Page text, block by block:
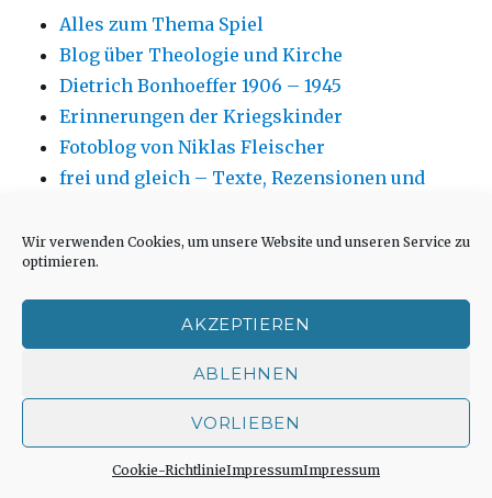
Wir verwenden Cookies, um unsere Website und unseren Service zu
optimieren.
AKZEPTIEREN
ABLEHNEN
VORLIEBEN
Cookie-RichtlinieImpressumImpressum
Alles zum Thema Spiel
Blog über Theologie und Kirche
Dietrich Bonhoeffer 1906 – 1945
Erinnerungen der Kriegskinder
Fotoblog von Niklas Fleischer
frei und gleich – Texte, Rezensionen und
Hanns Dieter Hüsch, weitere Infos
Hartmut Hegeler zu allen Fragen der
Hexenprozesse
Institut für Sinnforschung, Fragebogen
Kirchengebäude neu oder anders nutzen aus
architektonischer Sicht
Kirchenumnutzungen und ähnliche